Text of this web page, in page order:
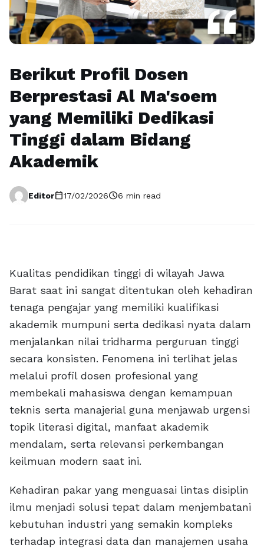
Berikut Profil Dosen
Berprestasi Al Ma'soem
yang Memiliki Dedikasi
Tinggi dalam Bidang
Akademik
Editorcalendar_today17/02/2026schedule6 min read
Kualitas pendidikan tinggi di wilayah Jawa
Barat saat ini sangat ditentukan oleh kehadiran
tenaga pengajar yang memiliki kualifikasi
akademik mumpuni serta dedikasi nyata dalam
menjalankan nilai tridharma perguruan tinggi
secara konsisten. Fenomena ini terlihat jelas
melalui profil dosen profesional yang
membekali mahasiswa dengan kemampuan
teknis serta manajerial guna menjawab urgensi
topik literasi digital, manfaat akademik
mendalam, serta relevansi perkembangan
keilmuan modern saat ini.
Kehadiran pakar yang menguasai lintas disiplin
ilmu menjadi solusi tepat dalam menjembatani
kebutuhan industri yang semakin kompleks
terhadap integrasi data dan manajemen usaha